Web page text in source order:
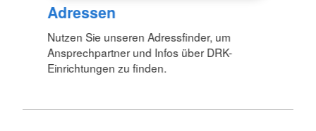
Adressen
Nutzen Sie unseren Adressfinder, um
Ansprechpartner und Infos über DRK-
Einrichtungen zu finden.